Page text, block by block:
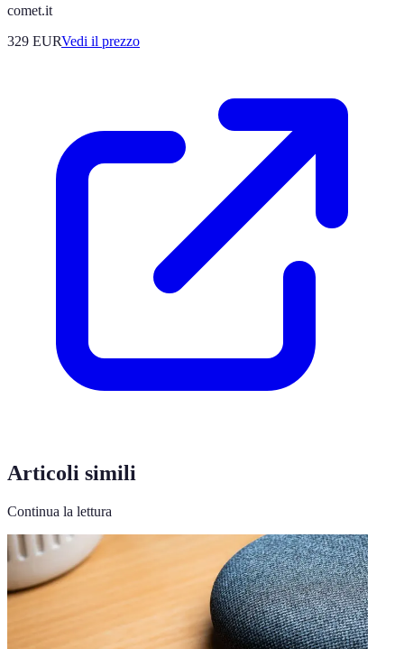
comet.it
329 EURVedi il prezzo
Articoli simili
Continua la lettura